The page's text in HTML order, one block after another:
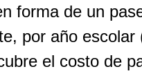
forma de un
por año
el costo de